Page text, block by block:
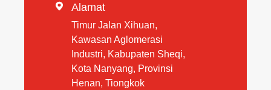
 Alamat
Timur Jalan Xihuan,
Kawasan Aglomerasi
Industri, Kabupaten Sheqi,
Kota Nanyang, Provinsi
Henan, Tiongkok